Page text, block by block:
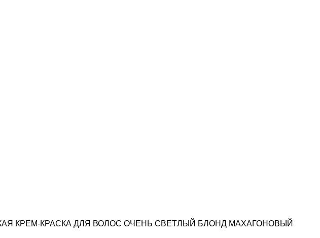
КРЕМ-КРАСКА ДЛЯ ВОЛОС ОЧЕНЬ СВЕТЛЫЙ БЛОНД МАХАГОНОВЫЙ